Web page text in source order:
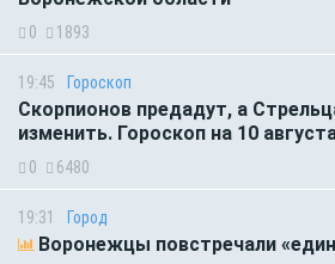
0 1893
19:45 Гороскоп
Скорпионов предадут, а
изменить. Гороскоп на 10
0 6480
19:31 Город
Воронежцы повстречали